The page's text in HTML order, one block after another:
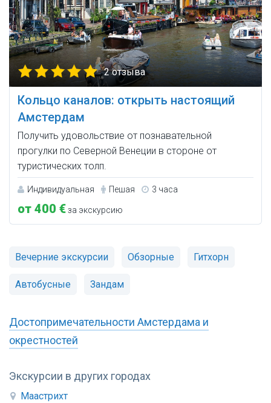
Экскурсии в других городах
Маастрихт
2 отзыва
Кольцо каналов: открыть настоящий
Амстердам
Получить удовольствие от познавательной
прогулки по Северной Венеции в стороне от
туристических толп.
Индивидуальная Пешая 3 часа
от 400 €за экскурсию
Вечерние экскурсии Обзорные Гитхорн
Автобусные Зандам
Достопримечательности Амстердама и
окрестностей